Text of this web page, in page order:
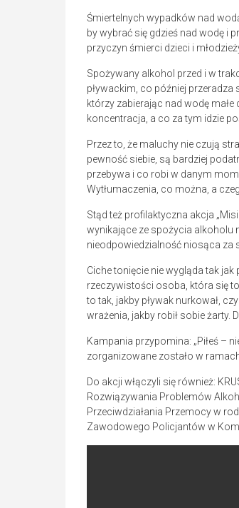
Śmiertelnych wypadków nad
by wybrać się gdzieś nad wodę i
przyczyn śmierci dzieci i
Spożywany alkohol przed i w
pływackim, co później
którzy zabierając nad wodę
koncentracja, a co za tym idzie
Przez to, że maluchy nie czują
pewność siebie, są bardziej
przebywa i co robi w danym
Wytłumaczenia, co można, a
Stąd też profilaktyczna akcja
wynikające ze spożycia alkoholu
nieodpowiedzialność niosąca za
Ciche tonięcie nie wygląda tak
rzeczywistości osoba, która się
to tak, jakby pływak nurkował,
wrażenia, jakby robił sobie żarty.
Kampania przypomina: „Piłeś –
zorganizowane zostało w
Do akcji włączyli się również:
Rozwiązywania Problemów
Przeciwdziałania Przemocy w
Zawodowego Policjantów w